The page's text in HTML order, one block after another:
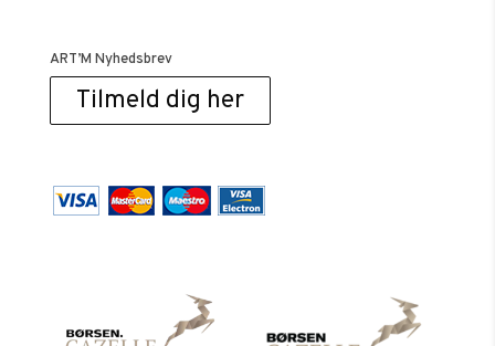
ART’M Nyhedsbrev
Tilmeld dig her